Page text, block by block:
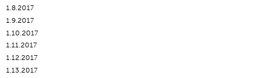
1.8.2017
1.9.2017
1.10.2017
1.11.2017
1.12.2017
1.13.2017